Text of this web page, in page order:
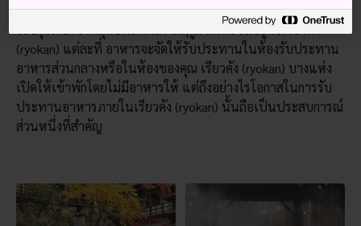
แบบญี่ปุ่นดั้งเดิม อาหารที่ได้รับการจัดแจงอย่างพิถีพิถันของคุณ
จะปรุงโดยใช้วัตถุดิบท้องถิ่นตามฤดูกาลโดยขึ้นอยู่กับเรียวคัง
(ryokan) แต่ละที่ อาหารจะจัดให้รับประทานในห้องรับประทาน
อาหารส่วนกลางหรือในห้องของคุณ เรียวคัง (ryokan) บางแห่ง
เปิดให้เข้าพักโดยไม่มีอาหารให้ แต่ถึงอย่างไรโอกาสในการรับ
ประทานอาหารภายในเรียวคัง (ryokan) นั้นถือเป็นประสบการณ์
ส่วนหนึ่งที่สำคัญ